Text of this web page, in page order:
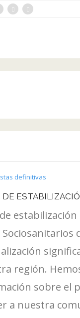
DE
región.
sobre el
a nuestra